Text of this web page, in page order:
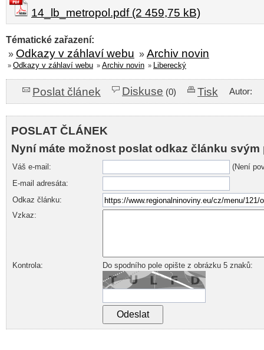
14_lb_metropol.pdf (2 459,75 kB)
Tématické zařazení:
» Odkazy v záhlaví webu » Archiv novin
» Odkazy v záhlaví webu » Archiv novin » Liberecký
Poslat článek Diskuse (0) Tisk Autor:
POSLAT ČLÁNEK
Nyní máte možnost poslat odkaz článku svým
Váš e-mail:
(Není
E-mail adresáta:
Odkaz článku:
Vzkaz:
Kontrola: Do spodního pole opište z obrázku 5 znaků: